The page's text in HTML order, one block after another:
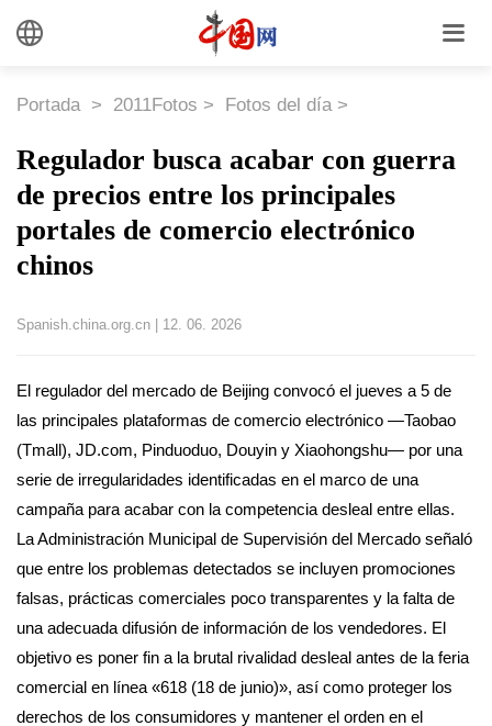
Portada > 2011Fotos > Fotos del día >
Regulador busca acabar con guerra
de precios entre los principales
portales de comercio electrónico
chinos
Spanish.china.org.cn 12. 06. 2026
El regulador del mercado de Beijing convocó el jueves a 5 de
las principales plataformas de comercio electrónico —Taobao
(Tmall), JD.com, Pinduoduo, Douyin y Xiaohongshu— por una
serie de irregularidades identificadas en el marco de una
campaña para acabar con la competencia desleal entre ellas.
La Administración Municipal de Supervisión del Mercado señaló
que entre los problemas detectados se incluyen promociones
falsas, prácticas comerciales poco transparentes y la falta de
una adecuada difusión de información de los vendedores. El
objetivo es poner fin a la brutal rivalidad desleal antes de la feria
comercial en línea «618 (18 de junio)», así como proteger los
derechos de los consumidores y mantener el orden en el